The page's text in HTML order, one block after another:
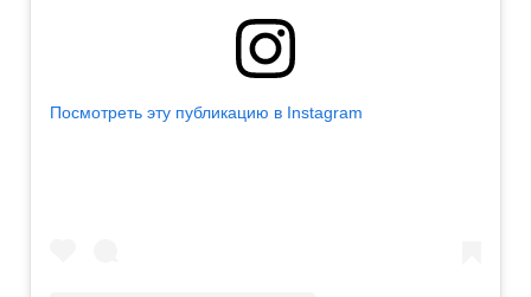
Посмотреть эту публикацию в Instagram